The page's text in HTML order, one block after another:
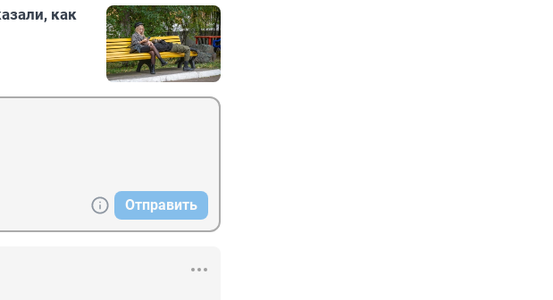
как
Отправить